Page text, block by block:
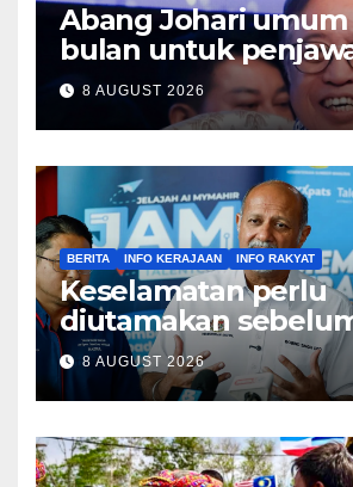
Abang Johari umum
bulan untuk
Sarawak
8 AUGUST 2026
BERITA INFO KERAJAAN INFO RAKYAT
Keselamatan perlu
diutamakan
teknologi baharu –
8 AUGUST 2026